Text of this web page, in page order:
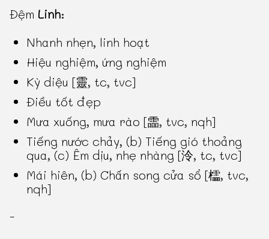
ĐệmLinh:
Nhanh nhẹn, linh hoạt
Hiệu nghiệm, ứng nghiệm
Kỳ diệu [靈, tc, tvc]
Điều tốt đẹp
Mưa xuống, mưa rào [霝, tvc, nqh]
Tiếng nước chảy, (b) Tiếng gió thoảng
qua, (c) Êm dịu, nhẹ nhàng [泠, tc, tvc]
Mái hiên, (b) Chấn song cửa sổ [櫺, tvc,
nqh]
-